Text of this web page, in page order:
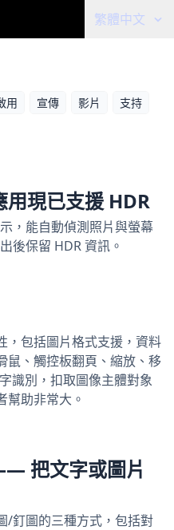
繁體中文
用 宣傳 影片
支持
現已支援 HDR
，能自動偵測照片與螢幕
後保留 HDR 資訊。
，包括圖片格式支援，資料
鼠、觸控板翻頁、縮放、移
識別，扣取圖像主體對象
幫助非常大。
把文字或圖片
/釘圖的三種方式，包括對